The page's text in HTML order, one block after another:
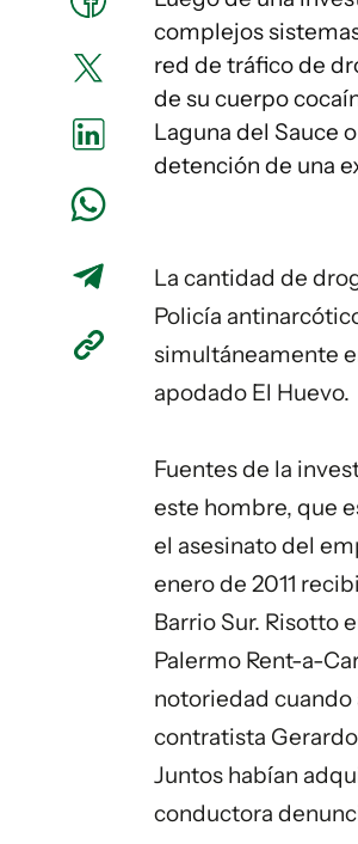
complejos
red de tráfico de
de su cuerpo
Laguna del Sauce
detención de una
La cantidad de
Policía
simultáneamente
apodado El Huevo.
Fuentes de la
este hombre, que
el asesinato del
enero de 2011
Barrio Sur. Risotto
Palermo Rent-a-
notoriedad cuando
contratista
Juntos habían
conductora